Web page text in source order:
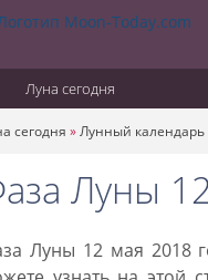
Луна сегодня
сегодня »Лунный календарь
Луны
Луны 12 мая 2018